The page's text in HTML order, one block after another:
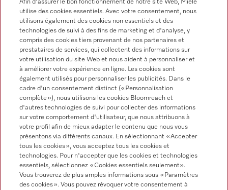
FRANCAIS
Informations légales
CGV
Protection des données
Miele sur Instagram
Miele sur Youtube
Afin d'assurer le bon fonctionnement de notre site Web, Miele
utilise des cookies essentiels. Avec votre consentement, nous
utilisons également des cookies non essentiels et des
technologies de suivi à des fins de marketing et d'analyse, y
compris des cookies tiers provenant de nos partenaires et
prestataires de services, qui collectent des informations sur
votre utilisation du site Web et nous aident à personnaliser et
à améliorer votre expérience en ligne. Les cookies sont
également utilisés pour personnaliser les publicités. Dans le
cadre d'un consentement distinct (« Personnalisation
complète »), nous utilisons les cookies Bloomreach et
d'autres technologies de suivi pour collecter des informations
sur votre comportement d'utilisateur, que nous attribuons à
votre profil afin de mieux adapter le contenu que nous vous
présentons via différents canaux. En sélectionnant « Accepter
tous les cookies », vous acceptez tous les cookies et
technologies. Pour n'accepter que les cookies et technologies
essentiels, sélectionnez « Cookies essentiels seulement».
Vous trouverez de plus amples informations sous « Paramètres
des cookies ». Vous pouvez révoquer votre consentement à